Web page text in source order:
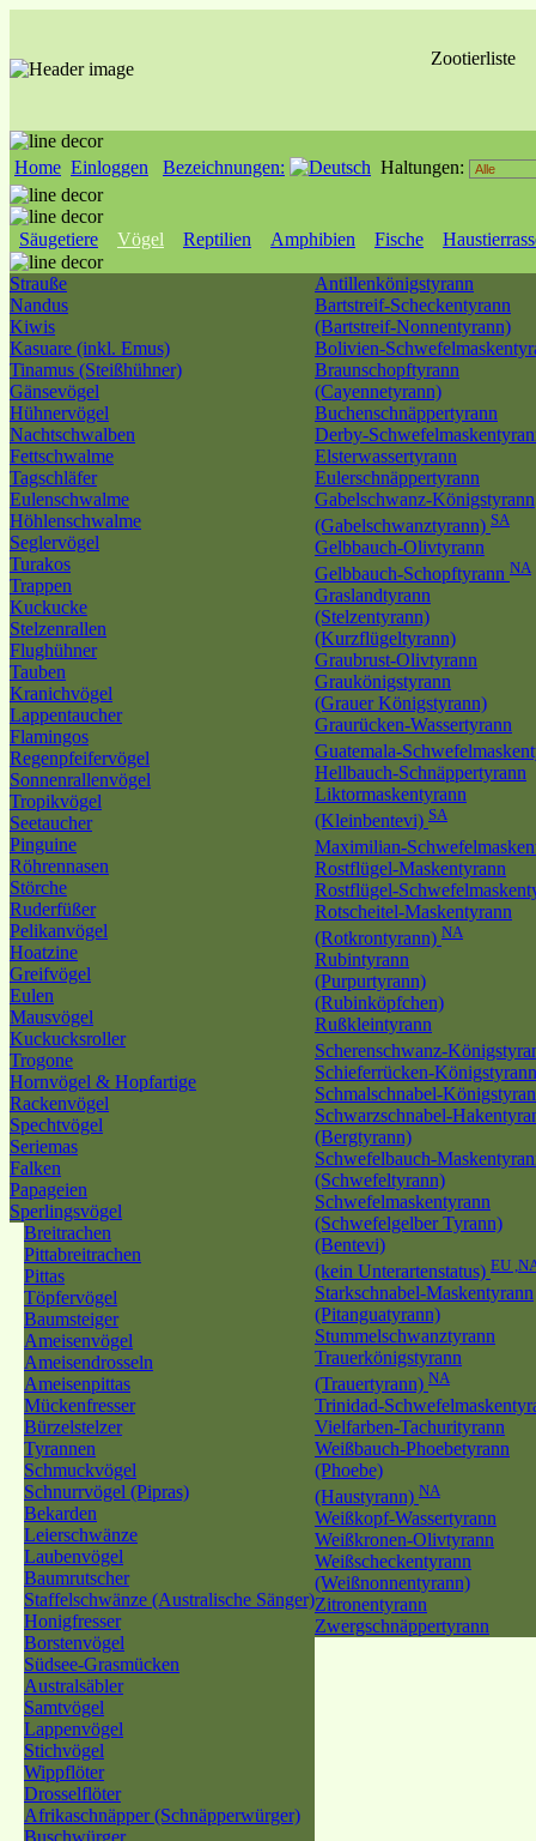
Zootierliste
Home Einloggen Bezeichnungen: Haltungen:
Säugetiere Vögel Reptilien Amphibien Fische
Strauße
Nandus
Kiwis
Kasuare (inkl. Emus)
Tinamus (Steißhühner)
Gänsevögel
Hühnervögel
Nachtschwalben
Fettschwalme
Tagschläfer
Eulenschwalme
Höhlenschwalme
Seglervögel
Turakos
Trappen
Kuckucke
Stelzenrallen
Flughühner
Tauben
Kranichvögel
Lappentaucher
Flamingos
Regenpfeifervögel
Sonnenrallenvögel
Tropikvögel
Seetaucher
Pinguine
Röhrennasen
Störche
Ruderfüßer
Pelikanvögel
Hoatzine
Greifvögel
Eulen
Mausvögel
Kuckucksroller
Trogone
Hornvögel & Hopfartige
Rackenvögel
Spechtvögel
Seriemas
Falken
Papageien
Sperlingsvögel
Breitrachen
Pittabreitrachen
Pittas
Töpfervögel
Baumsteiger
Ameisenvögel
Ameisendrosseln
Ameisenpittas
Mückenfresser
Bürzelstelzer
Tyrannen
Schmuckvögel
Schnurrvögel (Pipras)
Bekarden
Leierschwänze
Laubenvögel
Baumrutscher
Staffelschwänze (Australische Sänger)
Honigfresser
Borstenvögel
Südsee-Grasmücken
Australsäbler
Samtvögel
Lappenvögel
Stichvögel
Wippflöter
Drosselflöter
Afrikaschnäpper (Schnäpperwürger)
Buschwürger
Antillenkönigstyrann
Bartstreif-Scheckentyrann
(Bartstreif-Nonnentyrann)
Bolivien-
Braunschopftyrann
(Cayennetyrann)
Buchenschnäppertyrann
Derby-
Elsterwassertyrann
Eulerschnäppertyrann
Gabelschwanz-Königstyrann
(Gabelschwanztyrann) SA
Gelbbauch-Olivtyrann
Gelbbauch-Schopftyrann NA
Graslandtyrann
(Stelzentyrann)
(Kurzflügeltyrann)
Graubrust-Olivtyrann
Graukönigstyrann
(Grauer Königstyrann)
Graurücken-Wassertyrann
Guatemala-
Hellbauch-Schnäppertyrann
Liktormaskentyrann
(Kleinbentevi) SA
Maximilian-
Rostflügel-Maskentyrann
Rostflügel-
Rotscheitel-Maskentyrann
(Rotkrontyrann) NA
Rubintyrann
(Purpurtyrann)
(Rubinköpfchen)
Rußkleintyrann
Scherenschwanz-
Schieferrücken-Königstyrann
Schmalschnabel-
Schwarzschnabel-
(Bergtyrann)
Schwefelbauch-
(Schwefeltyrann)
Schwefelmaskentyrann
(Schwefelgelber Tyrann)
(Bentevi)
(kein Unterartenstatus) EU
Starkschnabel-Maskentyrann
(Pitanguatyrann)
Stummelschwanztyrann
Trauerkönigstyrann
(Trauertyrann) NA
Trinidad-
Vielfarben-Tachurityrann
Weißbauch-Phoebetyrann
(Phoebe)
(Haustyrann) NA
Weißkopf-Wassertyrann
Weißkronen-Olivtyrann
Weißscheckentyrann
(Weißnonnentyrann)
Zitronentyrann
Zwergschnäppertyrann